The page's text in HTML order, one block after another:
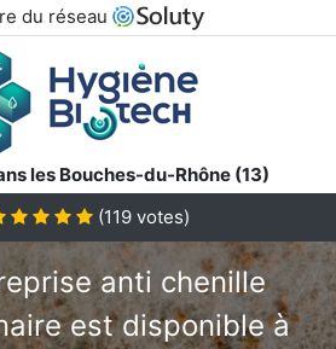
du réseau
les Bouches-du-Rhône (13)
(119 votes)
anti chenille
est disponible à